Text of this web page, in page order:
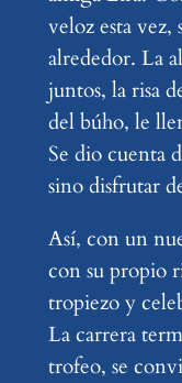
veloz esta vez,
alrededor. La
juntos, la risa
del búho, le
Se dio cuenta
sino disfrutar
Así, con un
con su propio
tropiezo y
La carrera
trofeo, se